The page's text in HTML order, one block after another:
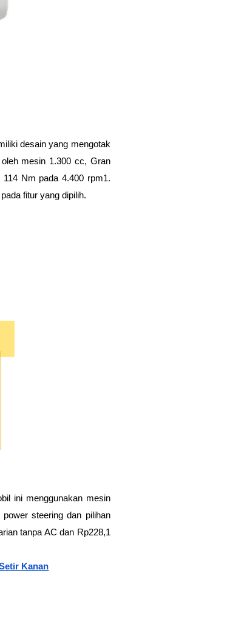
desain yang mengotak
mesin 1.300 cc, Gran
Nm pada 4.400 rpm1.
fitur yang dipilih.
ini menggunakan mesin
steering dan pilihan
tanpa AC dan Rp228,1
Kanan